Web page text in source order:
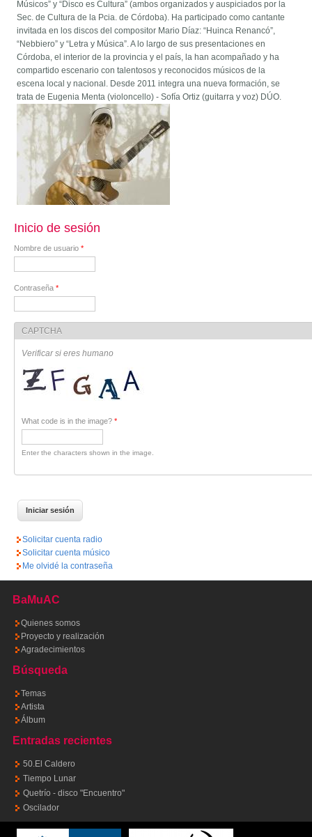
Músicos” y “Disco es Cultura” (ambos organizados y auspiciados por la
Sec. de Cultura de la Pcia. de Córdoba). Ha participado como cantante
invitada en los discos del compositor Mario Díaz: “Huinca Renancó”,
“Nebbiero” y “Letra y Música”. A lo largo de sus presentaciones en
Córdoba, el interior de la provincia y el país, la han acompañado y ha
compartido escenario con talentosos y reconocidos músicos de la
escena local y nacional. Desde 2011 integra una nueva formación, se
trata de Eugenia Menta (violoncello) - Sofía Ortiz (guitarra y voz) DÚO.
Inicio de sesión
Nombre de usuario *
Contraseña *
CAPTCHA
Verificar si eres humano
What code is in the image? *
Enter the characters shown in the image.
Solicitar cuenta radio
Solicitar cuenta músico
Me olvidé la contraseña
BaMuAC
Quienes somos
Proyecto y realización
Agradecimientos
Búsqueda
Temas
Artista
Álbum
Entradas recientes
50.El Caldero
Tiempo Lunar
Quetrío - disco "Encuentro"
Oscilador